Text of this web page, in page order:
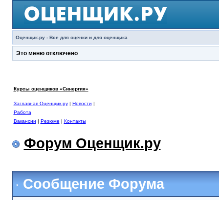
Оценщик.ру - Все для оценки и для оценщика
Это меню отключено
Курсы оценщиков «Синергия»
Заглавная Оценщик.ру| Новости |
Работа
Вакансии | Резюме | Контакты
Форум Оценщик.ру
Сообщение Форума